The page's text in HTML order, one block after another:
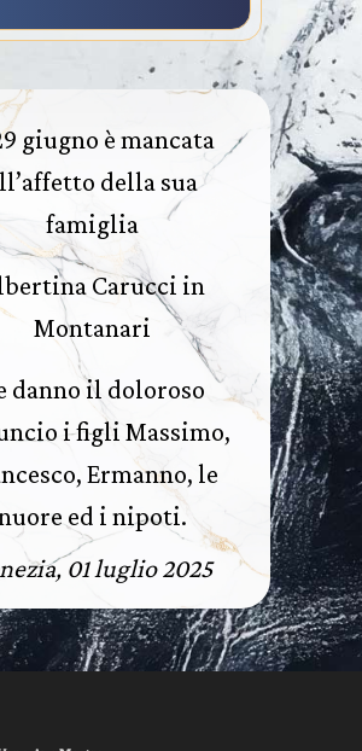
giugno è mancata
della sua
famiglia
Carucci in
Montanari
danno il doloroso
i figli Massimo,
Ermanno, le
ed i nipoti.
01 luglio 2025